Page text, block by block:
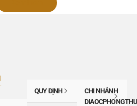
QUY ĐỊNH
CHI NHÁNH